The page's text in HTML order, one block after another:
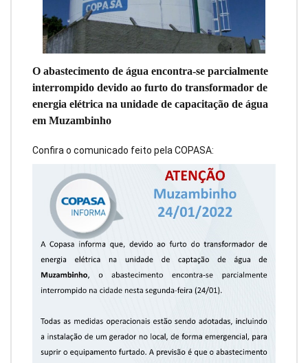
O abastecimento de água encontra-se parcialmente
interrompido devido ao furto do transformador de
energia elétrica na unidade de capacitação de água
em Muzambinho
Confira o comunicado feito pela COPASA: